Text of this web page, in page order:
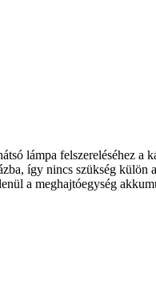
lámpa felszereléséhez a
így nincs szükség külön
a meghajtóegység